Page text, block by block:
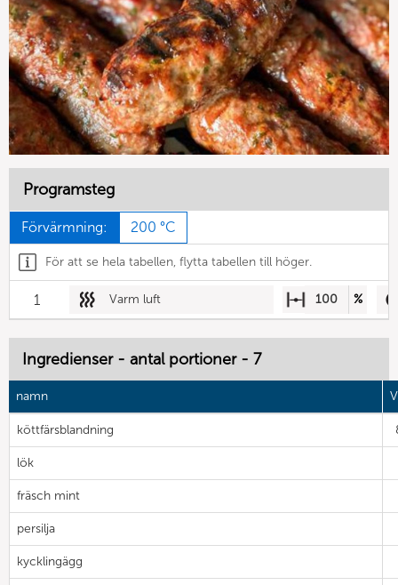
Programsteg
Förvärmning: 200 °C
För att se hela tabellen, flytta tabellen till höger.
1 Varm luft 100 %
Ingredienser - antal portioner - 7
namn
köttfärsblandning
lök
fräsch mint
persilja
kycklingägg